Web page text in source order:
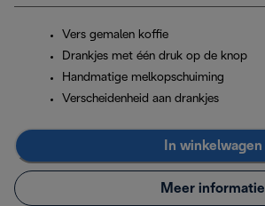
Vers gemalen koffie
Drankjes met één druk op de knop
Handmatige melkopschuiming
Verscheidenheid aan drankjes
In winkelwagen
Meer informatie